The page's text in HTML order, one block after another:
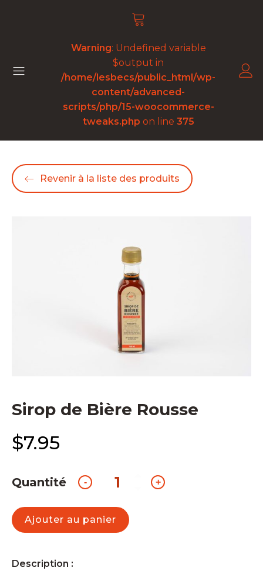
Warning: Undefined variable
$output in
/home/lesbecs/public_html/wp-
content/advanced-
scripts/php/15-woocommerce-
tweaks.php on line 375
Revenir à la liste des produits
Sirop de Bière Rousse
$7.95
Quantité - quantité
Bière
Rousse
+
Ajouter au panier
Description :